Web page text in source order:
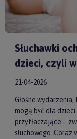
Słuchawki
dzieci, czyli
21-04-2026
Głośne
mogą być dla
przytłaczające –
słuchowego. Coraz